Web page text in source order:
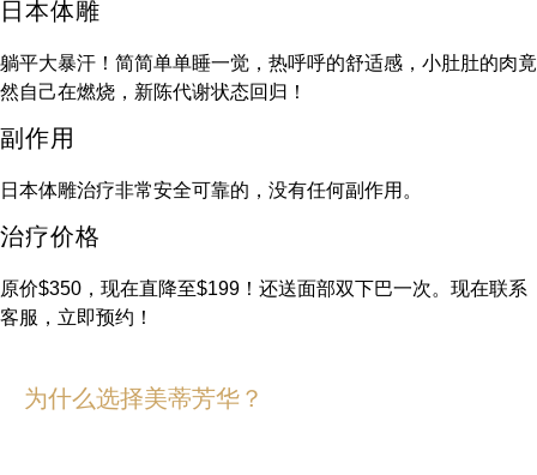
日本体雕
躺平大暴汗！简简单单睡一觉，热呼呼的舒适感，小肚肚的肉竟
然自己在燃烧，新陈代谢状态回归！
副作用
日本体雕治疗非常安全可靠的，没有任何副作用。
治疗价格
原价$350，现在直降至$199！还送面部双下巴一次。现在联系
客服，立即预约！
为什么选择美蒂芳华？